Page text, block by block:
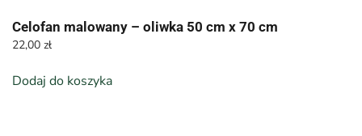
Celofan malowany – oliwka 50 cm x 70 cm
22,00 zł
Dodaj do koszyka